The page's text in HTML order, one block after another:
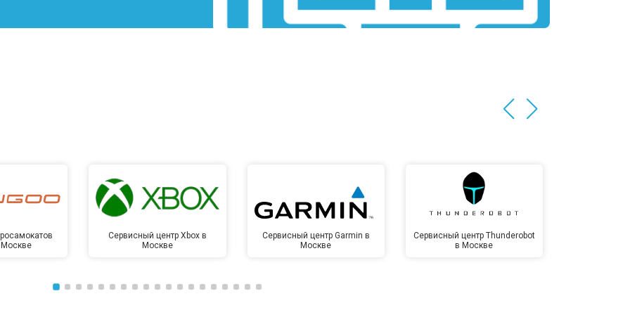
от 1700 ₽ Заказать
от 50 мин от 1500 ₽ Заказать
Москве
Сервисный центр Xbox в
Москве
Сервисный центр Garmin в
Москве
Сервисный центр Thunderobot
в Москве